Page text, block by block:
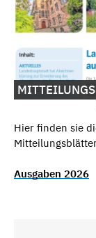
Hier finden sie
Ausgaben 2026